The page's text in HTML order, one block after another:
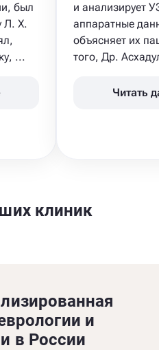
был
Л. Х.
...
и анализирует
аппаратные
объясняет их
того, Др.
Читать
клиник
и
в России